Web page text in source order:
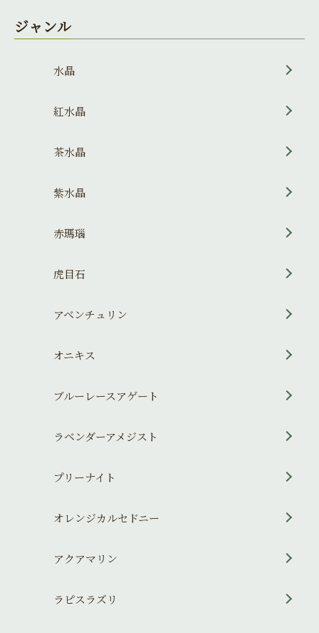
ジャンル
水晶
紅水晶
茶水晶
紫水晶
赤瑪瑙
虎目石
アベンチュリン
オニキス
ブルーレースアゲート
ラベンダーアメジスト
プリーナイト
オレンジカルセドニー
アクアマリン
ラピスラズリ